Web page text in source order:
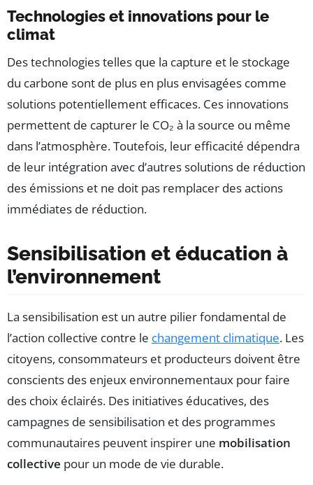
Technologies et innovations pour le
climat
Des technologies telles que la capture et le stockage
du carbone sont de plus en plus envisagées comme
solutions potentiellement efficaces. Ces innovations
permettent de capturer le CO₂ à la source ou même
dans l’atmosphère. Toutefois, leur efficacité dépendra
de leur intégration avec d’autres solutions de réduction
des émissions et ne doit pas remplacer des actions
immédiates de réduction.
Sensibilisation et éducation à
l’environnement
La sensibilisation est un autre pilier fondamental de
l’action collective contre le changement climatique. Les
citoyens, consommateurs et producteurs doivent être
conscients des enjeux environnementaux pour faire
des choix éclairés. Des initiatives éducatives, des
campagnes de sensibilisation et des programmes
communautaires peuvent inspirer une mobilisation
collective pour un mode de vie durable.